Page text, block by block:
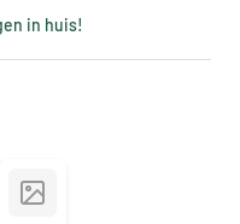
in huis!